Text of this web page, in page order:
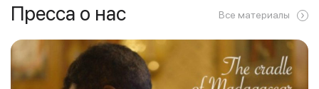
Пресса о нас Все материалы